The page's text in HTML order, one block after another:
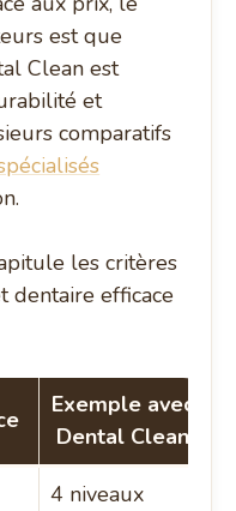
est que
Clean est
et
comparatifs
les critères
dentaire efficace
Exemple avec
Dental Clean
4 niveaux